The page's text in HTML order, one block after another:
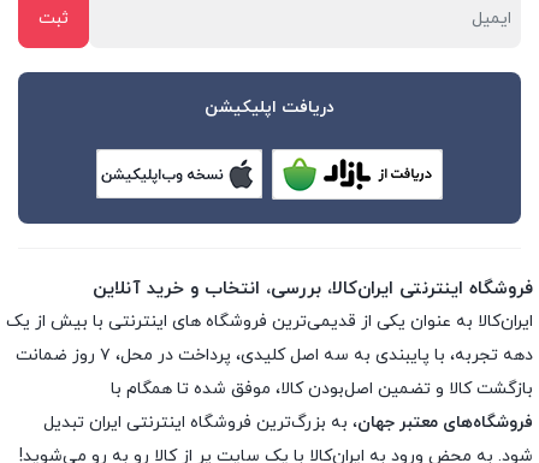
دریافت اپلیکیشن
فروشگاه اینترنتی ایران‌کالا، بررسی، انتخاب و خرید آنلاین
ایران‌کالا به عنوان یکی از قدیمی‌ترین فروشگاه های اینترنتی با بیش از یک
دهه تجربه، با پایبندی به سه اصل کلیدی، پرداخت در محل، ۷ روز ضمانت
بازگشت کالا و تضمین اصل‌بودن کالا، موفق شده تا همگام با
فروشگاه‌های معتبر جهان، به بزرگ‌ترین فروشگاه اینترنتی ایران تبدیل
شود. به محض ورود به ایران‌کالا با یک سایت پر از کالا رو به رو می‌شوید!